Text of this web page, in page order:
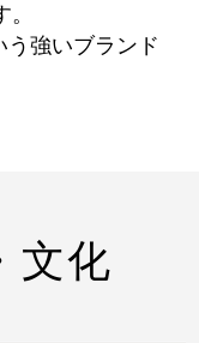
強いブランド
文化